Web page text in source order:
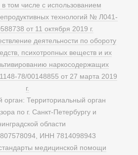
в том числе с использованием
технологий № Л041-
от 11 октября 2019 г.
деятельности по обороту
психотропных веществ и их
наркосодержащих
78/00148855 от 27 марта 2019
г.
Территориальный орган
по г. Санкт-Петербургу и
области
ИНН 7814098943
медицинской помощи